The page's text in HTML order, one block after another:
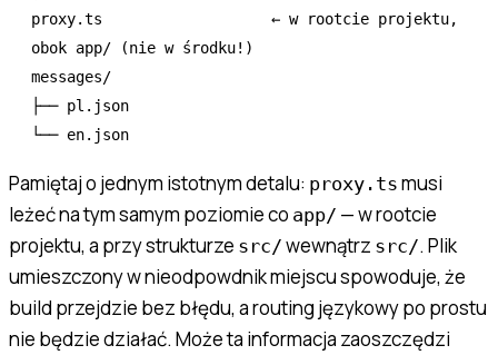
proxy.ts                   ← w rootcie projektu,
obok app/ (nie w środku!)
messages/
├── pl.json
Pamiętaj o jednym istotnym detalu: proxy.ts musi
leżeć na tym samym poziomie co app/ — w rootcie
projektu, a przy strukturze src/ wewnątrz src/. Plik
umieszczony w nieodpowdnik miejscu spowoduje, że
build przejdzie bez błędu, a routing językowy po prostu
nie będzie działać. Może ta informacja zaoszczędzi